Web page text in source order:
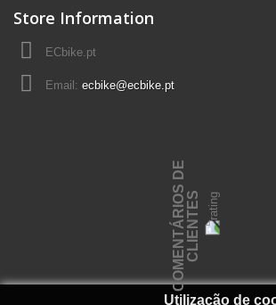
Store Information
ECbike.pt
Email: ecbike@ecbike.pt
Utilização de
C
O
M
E
N
T
Á
R
I
O
S
D
E
C
L
I
E
N
T
ES